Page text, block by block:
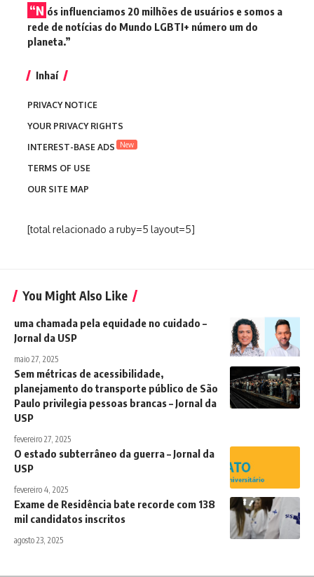
“N ós influenciamos 20 milhões de usuários e somos a
rede de notícias do Mundo LGBTI+ número um do
planeta.”
Inhaí
PRIVACY NOTICE
YOUR PRIVACY RIGHTS
INTEREST-BASE ADS
New
TERMS OF USE
OUR SITE MAP
[total relacionado a ruby=5 layout=5]
You Might Also Like
uma chamada pela equidade no cuidado –
Jornal da USP
maio 27, 2025
Sem métricas de acessibilidade,
planejamento do transporte público de São
Paulo privilegia pessoas brancas – Jornal da
USP
fevereiro 27, 2025
O estado subterrâneo da guerra – Jornal da
USP
fevereiro 4, 2025
Exame de Residência bate recorde com 138
mil candidatos inscritos
agosto 23, 2025